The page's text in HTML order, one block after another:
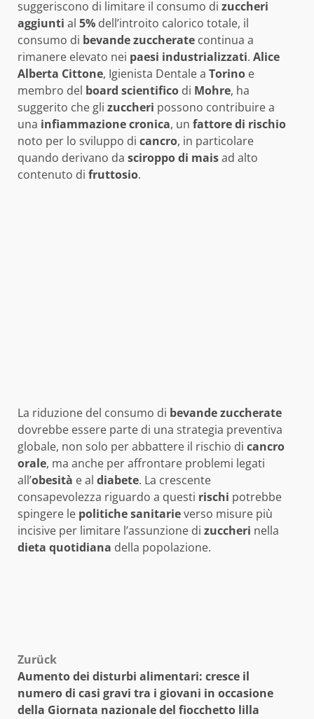
suggeriscono di limitare il consumo di zuccheri
aggiunti al 5% dell’introito calorico totale, il
consumo di bevande zuccherate continua a
rimanere elevato nei paesi industrializzati. Alice
Alberta Cittone, Igienista Dentale a Torino e
membro del board scientifico di Mohre, ha
suggerito che gli zuccheri possono contribuire a
una infiammazione cronica, un fattore di rischio
noto per lo sviluppo di cancro, in particolare
quando derivano da sciroppo di maisad alto
contenuto di fruttosio.
La riduzione del consumo di bevande zuccherate
dovrebbe essere parte di una strategia preventiva
globale, non solo per abbattere il rischio di cancro
orale, ma anche per affrontare problemi legati
all’obesità e al diabete. La crescente
consapevolezza riguardo a questi rischi potrebbe
spingere le politiche sanitarieverso misure più
incisive per limitare l’assunzione di zuccheri nella
dieta quotidiana della popolazione.
Beitragsnavigation
Zurück
Aumento dei disturbi alimentari: cresce il
numero di casi gravi tra i giovani in occasione
della Giornata nazionale del fiocchetto lilla